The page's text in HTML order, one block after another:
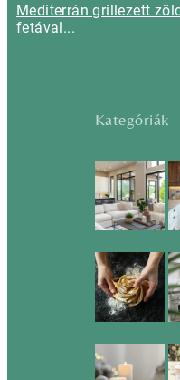
Mediterrán grillezett
fetával...
Kategóriák